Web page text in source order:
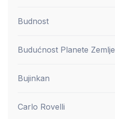
Budnost
Budućnost Planete Zemlje
Bujinkan
Carlo Rovelli